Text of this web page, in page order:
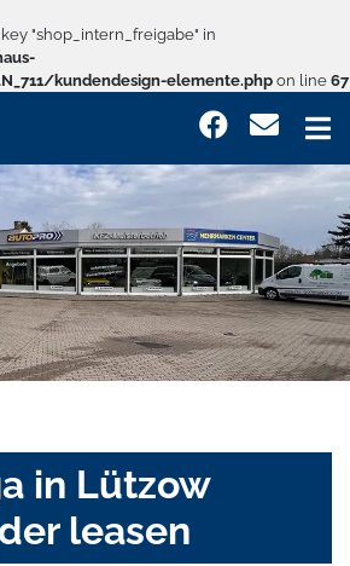
"shop_intern_freigabe" in
kundendesign-elemente.php on line 67
in Lützow
leasen